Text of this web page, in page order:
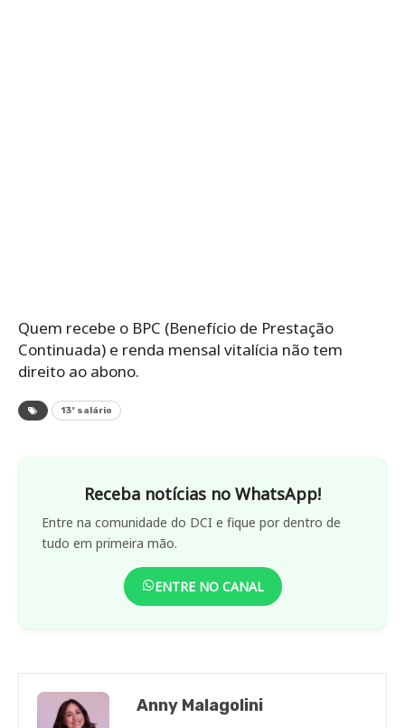
Quem recebe o BPC (Benefício de Prestação
Continuada) e renda mensal vitalícia não tem
direito ao abono.
13º salário
Receba notícias no WhatsApp!
Entre na comunidade do DCI e fique por dentro de
tudo em primeira mão.
ENTRE NO CANAL
Anny Malagolini